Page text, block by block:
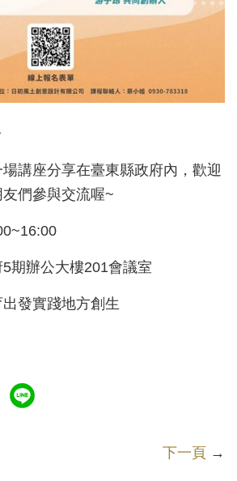
講座分享在臺東縣政府內，歡迎
們參與交流喔~
期辦公大樓201會議室
發實踐地方創生
下一頁 →